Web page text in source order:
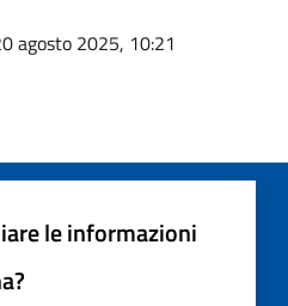
agosto 2025, 10:21
le informazioni